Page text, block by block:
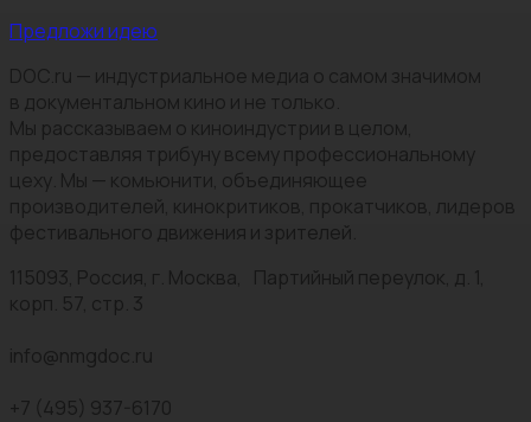
Предложи идею
DOC.ru — индустриальное медиа о самом значимом
в документальном кино и не только.
Мы рассказываем о киноиндустрии в целом,
предоставляя трибуну всему профессиональному
цеху. Мы — комьюнити, объединяющее
производителей, кинокритиков, прокатчиков, лидеров
фестивального движения и зрителей.
115093, Россия, г. Москва, Партийный переулок, д. 1,
корп. 57, стр. 3
info@nmgdoc.ru
+7 (495) 937-6170